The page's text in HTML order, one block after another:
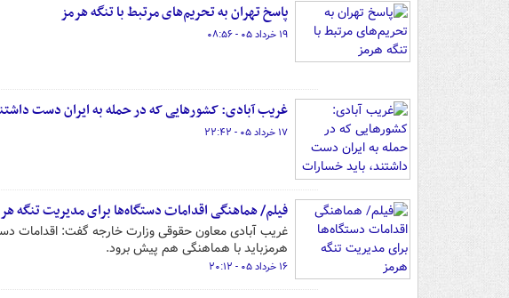
پاسخ تهران به تحریم‌های مرتبط با تنگه هرمز
۱۹ خرداد ۰۵ - ۰۸:۵۶
غریب آبادی: کشورهایی که در حمله به ایران دست
۱۷ خرداد ۰۵ - ۲۲:۴۲
فیلم/ هماهنگی اقدامات دستگاه‌ها برای مدیریت تنگه
غریب آبادی معاون حقوقی وزارت خارجه گفت: اقدامات
هرمزباید با هماهنگی هم پیش برود.
۱۶ خرداد ۰۵ - ۲۰:۱۲